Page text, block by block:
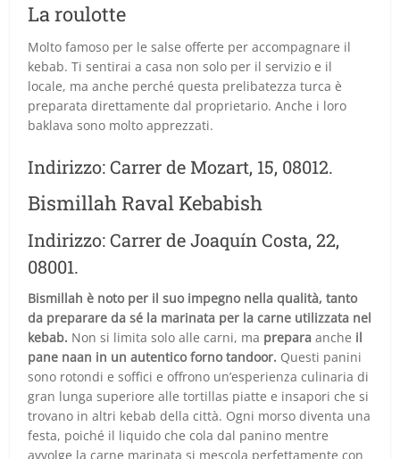
La roulotte
Molto famoso per le salse offerte per accompagnare il
kebab. Ti sentirai a casa non solo per il servizio e il
locale, ma anche perché questa prelibatezza turca è
preparata direttamente dal proprietario. Anche i loro
baklava sono molto apprezzati.
Indirizzo: Carrer de Mozart, 15, 08012.
Bismillah Raval Kebabish
Indirizzo: Carrer de Joaquín Costa, 22,
08001.
Bismillah è noto per il suo impegno nella qualità, tanto
da preparare da sé la marinata per la carne utilizzata nel
kebab. Non si limita solo alle carni, ma prepara anche il
pane naan in un autentico forno tandoor. Questi panini
sono rotondi e soffici e offrono un’esperienza culinaria di
gran lunga superiore alle tortillas piatte e insapori che si
trovano in altri kebab della città. Ogni morso diventa una
festa, poiché il liquido che cola dal panino mentre
avvolge la carne marinata si mescola perfettamente con